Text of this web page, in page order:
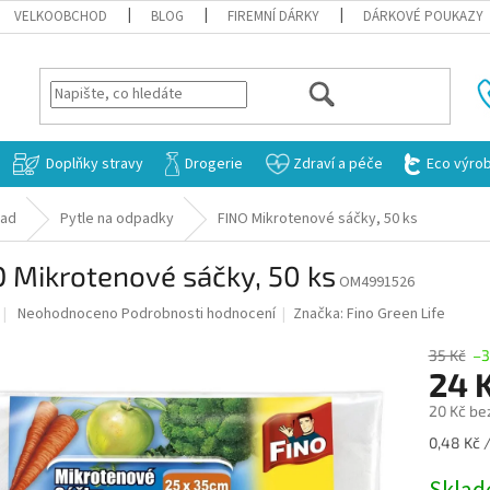
VELKOOBCHOD BLOG FIREMNÍ DÁRKY DÁRKOVÉ POUKAZY
HLEDAT
Doplňky stravy Drogerie Zdraví a péče Eco
Pytle na odpadky FINO Mikrotenové sáčky, 50 ks
Mikrotenové sáčky, 50 ks OM4991526
Průměrné
0,0
z
hvězdiček.
Neohodnoceno Podrobnosti hodnocení Značka:Fino Green Life
35 Kč
24
20 Kč
Měrná
0,48 Kč